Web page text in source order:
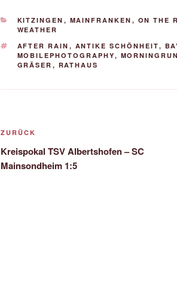
KATEGORIEN
KITZINGEN , MAINFRANKEN , ON THE
WEATHER
SCHLAGWÖRTER
AFTER RAIN , ANTIKE SCHÖNHEIT,
MOBILEPHOTOGRAPHY, MORNINGRUN
GRÄSER , RATHAUS
Beitrags-
Navigation
Vorheriger
Beitrag
ZURÜCK
Kreispokal TSV Albertshofen – SC
Mainsondheim 1:5